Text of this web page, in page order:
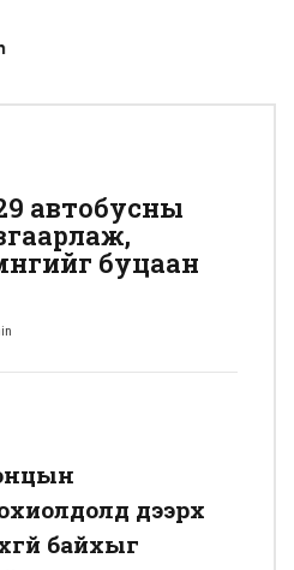
автобусны
буцаан
дээрх
байхыг